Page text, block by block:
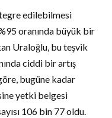
edilebilmesi
oranında büyük bir
Uraloğlu, bu teşvik
ciddi bir artış
bugüne kadar
yetki belgesi
106 bin 77 oldu.